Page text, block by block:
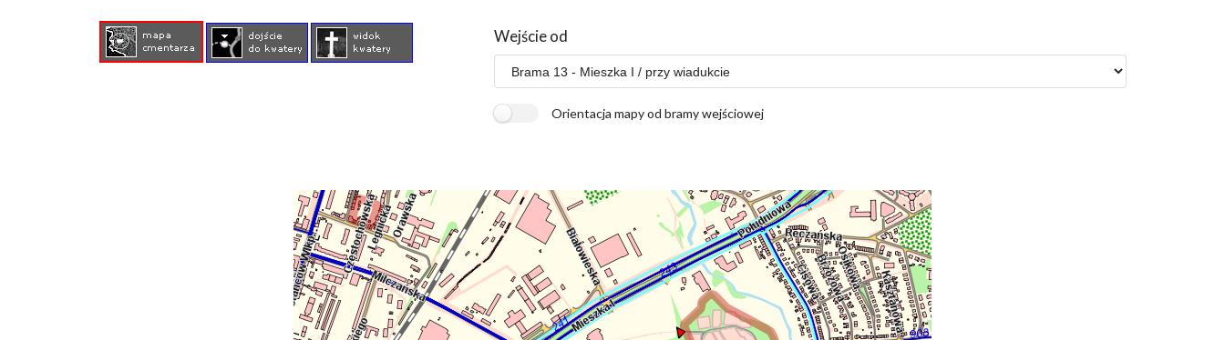
Wejście od
Orientacja mapy od bramy wejściowej